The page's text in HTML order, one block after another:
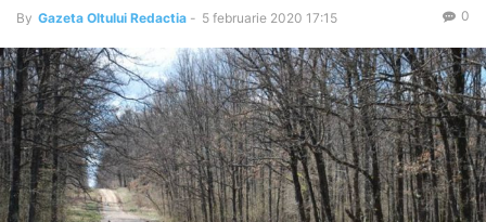
By Gazeta Oltului Redactia - 5 februarie 2020 17:15 0